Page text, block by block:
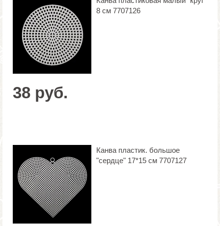
8 см 7707126
38 руб.
Канва пластик. большое
"сердце" 17*15 см 7707127